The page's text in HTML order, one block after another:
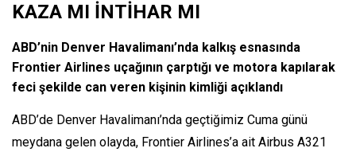
KAZA MI İNTİHAR MI
ABD’nin Denver Havalimanı’nda kalkış esnasında
Frontier Airlines uçağının çarptığı ve motora kapılarak
feci şekilde can veren kişinin kimliği açıklandı
ABD’de Denver Havalimanı’nda geçtiğimiz Cuma günü
meydana gelen olayda, Frontier Airlines’a ait Airbus A321